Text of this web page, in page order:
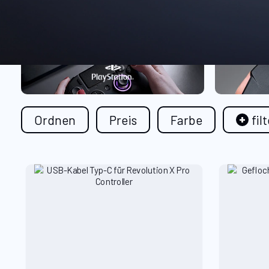
Ordnen Preis Farbe